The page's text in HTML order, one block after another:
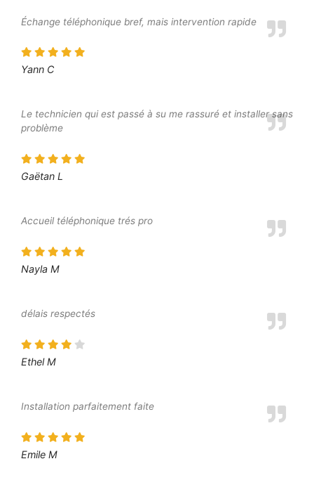
Échange téléphonique bref, mais intervention rapide
Yann C
Le technicien qui est passé à su me rassuré et installer sans
problème
Gaëtan L
Accueil téléphonique trés pro
Nayla M
délais respectés
Ethel M
Installation parfaitement faite
Emile M